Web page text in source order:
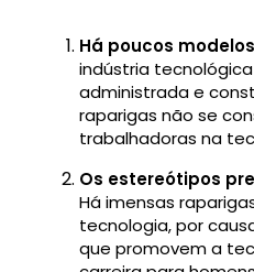
Há poucos
indústria
administrada e
raparigas não se
trabalhadoras na
Os estereótipos
Há imensas
tecnologia, por
que promovem a